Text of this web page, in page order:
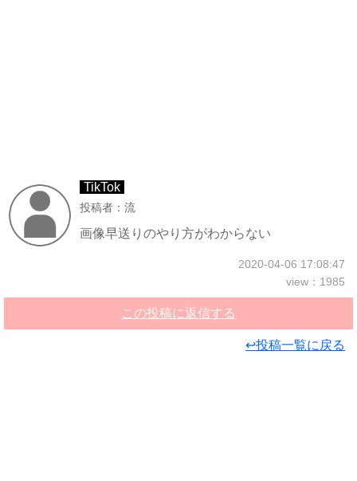
TikTok
投稿者：流
画像早送りのやり方がわからない
2020-04-06 17:08:47
view：1985
この投稿に返信する
↩投稿一覧に戻る